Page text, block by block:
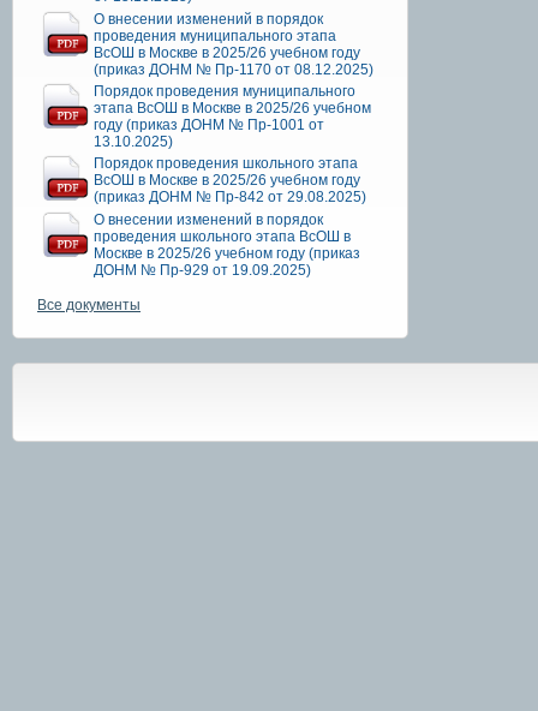
О внесении изменений в порядок
проведения муниципального этапа
ВсОШ в Москве в 2025/26 учебном году
(приказ ДОНМ № Пр-1170 от 08.12.2025)
Порядок проведения муниципального
этапа ВсОШ в Москве в 2025/26 учебном
году (приказ ДОНМ № Пр-1001 от
13.10.2025)
Порядок проведения школьного этапа
ВсОШ в Москве в 2025/26 учебном году
(приказ ДОНМ № Пр-842 от 29.08.2025)
О внесении изменений в порядок
проведения школьного этапа ВсОШ в
Москве в 2025/26 учебном году (приказ
ДОНМ № Пр-929 от 19.09.2025)
Все документы